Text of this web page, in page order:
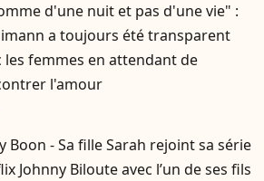
d'une nuit et pas d'une vie" :
a toujours été transparent
les femmes en attendant de
l'amour
Boon - Sa fille Sarah rejoint sa série
Johnny Biloute avec l’un de ses fils